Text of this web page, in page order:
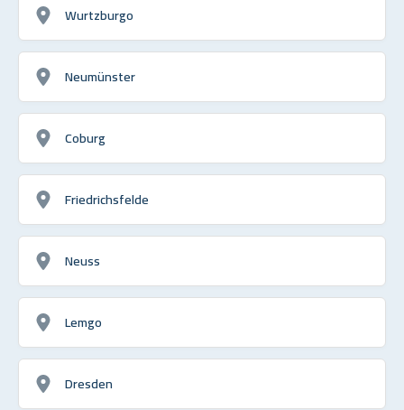
Wurtzburgo
Neumünster
Coburg
Friedrichsfelde
Neuss
Lemgo
Dresden